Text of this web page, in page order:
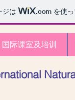
ジは .com を使
际课室及培训